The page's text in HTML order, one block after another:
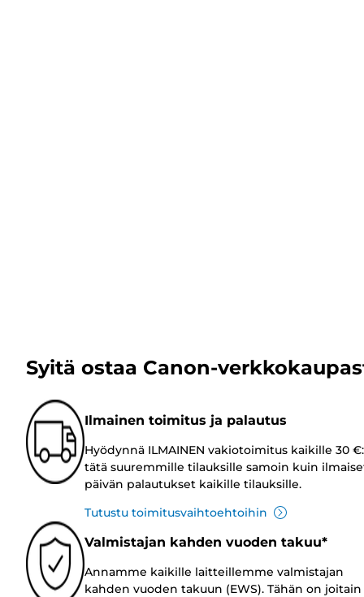
Syitä ostaa Canon-
Ilmainen toimitus ja palautus
Hyödynnä ILMAINEN vakiotoimitus kaikille 30
tätä suuremmille tilauksille samoin kuin
päivän palautukset kaikille tilauksille.
Tutustu toimitusvaihtoehtoihin
Valmistajan kahden vuoden takuu*
Annamme kaikille laitteillemme valmistajan
kahden vuoden takuun (EWS). Tähän on joitain